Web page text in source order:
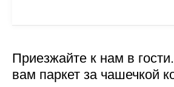
Приезжайте к нам в
вам паркет за чашечкой